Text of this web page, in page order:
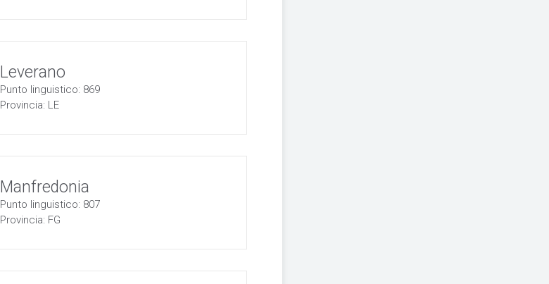
Leverano
Punto linguistico: 869
Provincia: LE
Manfredonia
Punto linguistico: 807
Provincia: FG